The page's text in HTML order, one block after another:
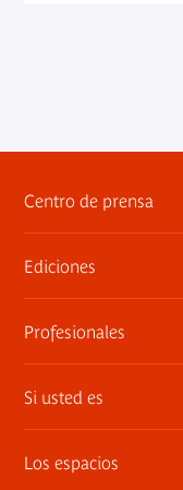
Centro de prensa
Dosieres,
exposiciones
Ediciones
Las publicaciones
Profesionales
Privatiza los
Exposiciones
Si usted es
Socio
Los espacios